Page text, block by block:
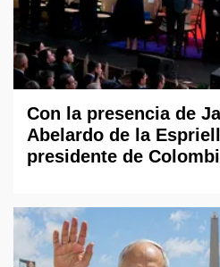
Con la presencia de
Abelardo de la
presidente de